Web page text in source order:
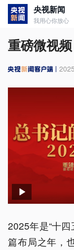
央视新闻
我用心你放心
重磅微视
2025年是“十四
篇布局之年，